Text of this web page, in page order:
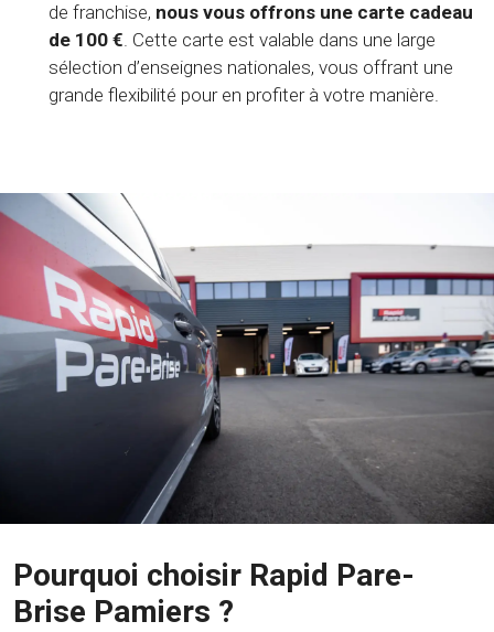
de franchise, nous vous offrons une carte cadeau
de 100 €. Cette carte est valable dans une large
sélection d’enseignes nationales, vous offrant une
grande flexibilité pour en profiter à votre manière.
Pourquoi choisir Rapid Pare-
Brise Pamiers ?